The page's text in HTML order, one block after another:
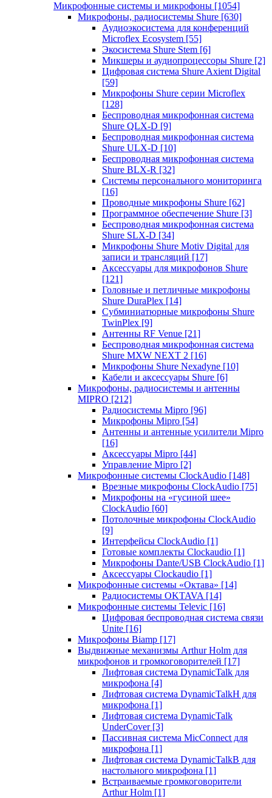
Микрофонные системы и микрофоны [1054]
Микрофоны, радиосистемы Shure [630]
Аудиоэкосистема для конференций
Microflex Ecosystem [55]
Экосистема Shure Stem [6]
Микшеры и аудиопроцессоры Shure [2]
Цифровая система Shure Axient Digital
[59]
Микрофоны Shure серии Microflex
[128]
Беспроводная микрофонная система
Shure QLX-D [9]
Беспроводная микрофонная система
Shure ULX-D [10]
Беспроводная микрофонная система
Shure BLX-R [32]
Системы персонального мониторинга
[16]
Проводные микрофоны Shure [62]
Программное обеспечение Shure [3]
Беспроводная микрофонная система
Shure SLX-D [34]
Микрофоны Shure Motiv Digital для
записи и трансляций [17]
Аксессуары для микрофонов Shure
[121]
Головные и петличные микрофоны
Shure DuraPlex [14]
Субминиатюрные микрофоны Shure
TwinPlex [9]
Антенны RF Venue [21]
Беспроводная микрофонная система
Shure MXW NEXT 2 [16]
Микрофоны Shure Nexadyne [10]
Кабели и аксессуары Shure [6]
Микрофоны, радиосистемы и антенны
MIPRO [212]
Радиосистемы Mipro [96]
Микрофоны Mipro [54]
Антенны и антенные усилители Mipro
[16]
Аксессуары Mipro [44]
Управление Mipro [2]
Микрофонные системы ClockAudio [148]
Врезные микрофоны ClockAudio [75]
Микрофоны на «гусиной шее»
ClockAudio [60]
Потолочные микрофоны ClockAudio
[9]
Интерфейсы ClockAudio [1]
Готовые комплекты Clockaudio [1]
Микрофоны Dante/USB ClockAudio [1]
Аксессуары Clockaudio [1]
Микрофонные системы «Октава» [14]
Радиосистемы OKTAVA [14]
Микрофонные системы Televic [16]
Цифровая беспроводная система связи
Unite [16]
Микрофоны Biamp [17]
Выдвижные механизмы Arthur Holm для
микрофонов и громкоговорителей [17]
Лифтовая система DynamicTalk для
микрофона [4]
Лифтовая система DynamicTalkH для
микрофона [1]
Лифтовая система DynamicTalk
UnderCover [3]
Пассивная система MicConnect для
микрофона [1]
Лифтовая система DynamicTalkB для
настольного микрофона [1]
Встраиваемые громкоговорители
Arthur Holm [1]